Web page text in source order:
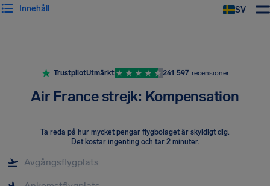
SV
Innehåll
TrustpilotUtmärkt 241 597 recensioner
Air France strejk: Kompensation
Ta reda på hur mycket pengar flygbolaget är skyldigt dig.
Det kostar ingenting och tar 2 minuter.